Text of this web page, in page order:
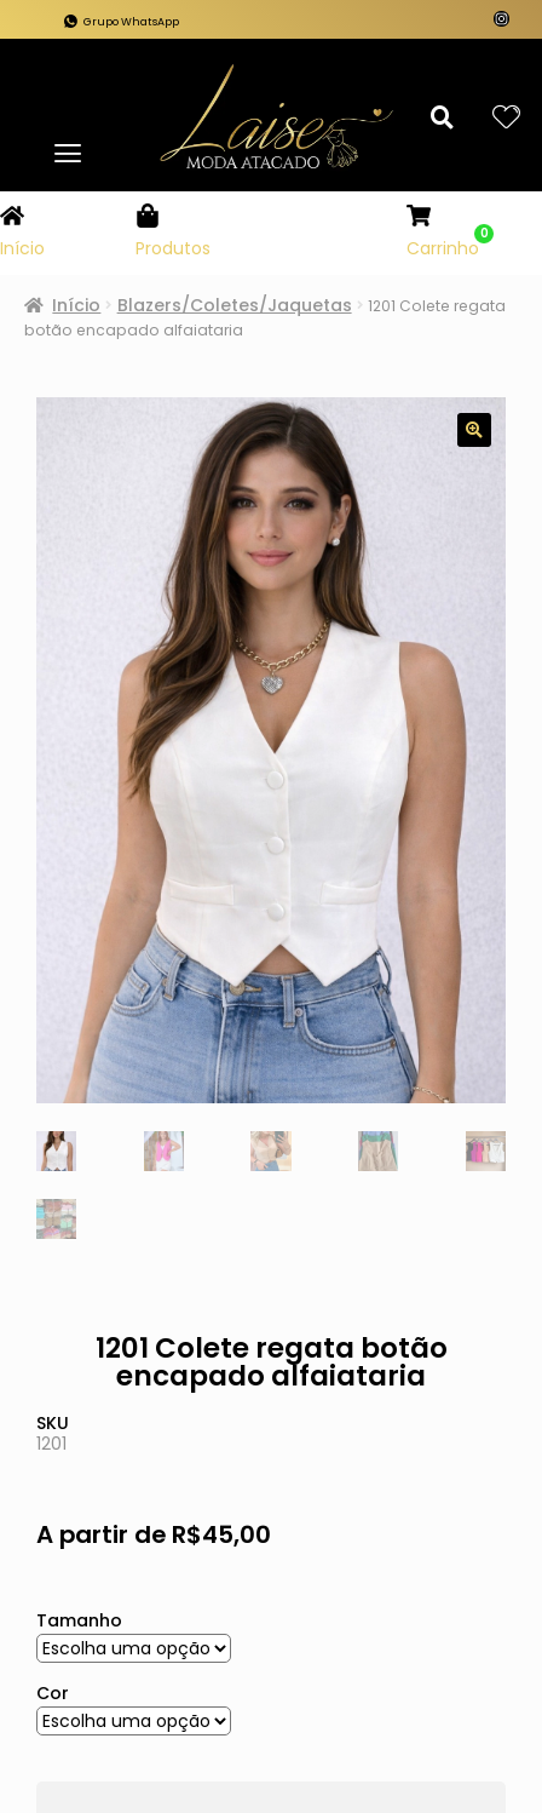
Grupo WhatsApp
Início Produtos Carrinho
0
Início Blazers/Coletes/Jaquetas
1201 Colete regata
botão encapado alfaiataria
1201 Colete regata botão
encapado alfaiataria
SKU
1201
A partir de R$45,00
Tamanho
Cor